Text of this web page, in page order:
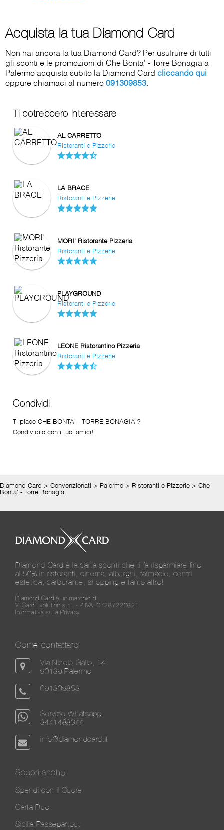
Acquista la tua Diamond Card
Non hai ancora la tua Diamond Card? Per usufruire di tutti
gli sconti e le promozioni di Che Bonta' - Torre Bonagia a
Palermo acquista subito la Diamond Cardcliccando qui
oppure chiamaci al numero091309853.
Ti potrebbero interessare
AL CARRETTO
Ristoranti e Pizzerie
LA BRACE
Ristoranti e Pizzerie
MORI' Ristorante Pizzeria
Ristoranti e Pizzerie
PLAYGROUND
Ristoranti e Pizzerie
LEONE Ristorantino Pizzeria
Ristoranti e Pizzerie
Condividi
Ti piace CHE BONTA' - TORRE BONAGIA ?
Condividilo con i tuoi amici!
Diamond Card > Convenzionati > Palermo > Ristoranti e Pizzerie > Che
Bonta' - Torre Bonagia
Diamond Card è la carta sconti che ti fa risparmiare fino
al 50% in ristoranti, cinema, alberghi, farmacie, centri
estetica, carburante, shopping e tanto altro!
Diamond Card è un marchio di
Vi.Card Evolution s.r.l. - P.IVA: 07287220821
Informativa sulla Privacy
Come contattarci
Via Nicolò Gallo, 14
90139 Palermo
091309853
Servizio Whatsapp
3441488344
info@diamondcard.it
Scopri anche
Spendi con il Cuore
Carta Duo
Sicilia Passepartout